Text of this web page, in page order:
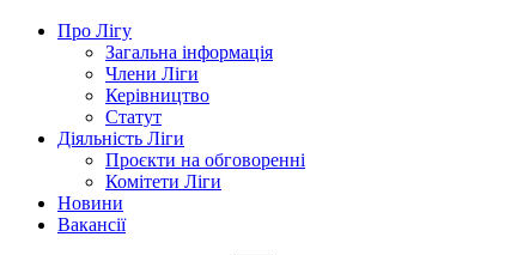
Про Лігу
Загальна інформація
Члени Ліги
Керівництво
Статут
Діяльність Ліги
Проєкти на обговоренні
Комітети Ліги
Новини
Вакансії